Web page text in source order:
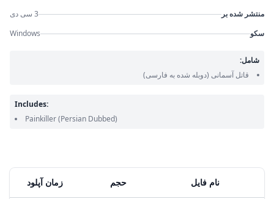
نام فایل حجم زمان آپلود
منتشر شده بر
3 سی دی
سکو
Windows
شامل:
قاتل آسمانی (دوبله شده به فارسی)
Includes:
Painkiller(Persian Dubbed)